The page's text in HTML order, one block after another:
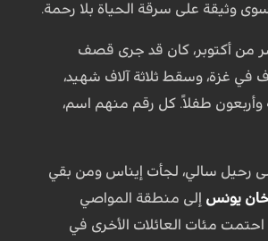
وثيقة على سرقة الحياة بلا رحمة.
من أكتوبر، كان قد جرى قصف
غزة، وسقط ثلاثة آلاف شهيد،
وأربعون طفلاً. كل رقم منهم اسم،
رحيل سالي، لجأت إيناس ومن بقي
يونس إلى منطقة المواصي
احتمت مئات العائلات الأخرى في